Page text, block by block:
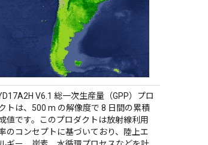
V6.1 総一次生産量（GPP）プロ
トは、500 m の解像度で 8 日間の累積
値です。このプロダクトは放射線利用
のコンセプトに基づいており、陸上エ